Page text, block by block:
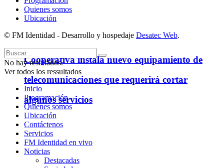
Cooperativa instala nuevo equipamiento de
telecomunicaciones que requerirá cortar
algunos servicios
Quienes somos
Ubicación
© FM Identidad - Desarrollo y hospedaje Desatec Web.
No hay resultados.
Ver todos los ressultados
Inicio
Programación
Quienes somos
Ubicación
Contáctenos
Servicios
FM Identidad en vivo
Noticias
Destacadas